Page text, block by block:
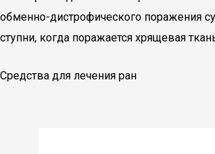
обменно-дистрофического поражения
ступни, когда поражается хрящевая
Средства для лечения ран